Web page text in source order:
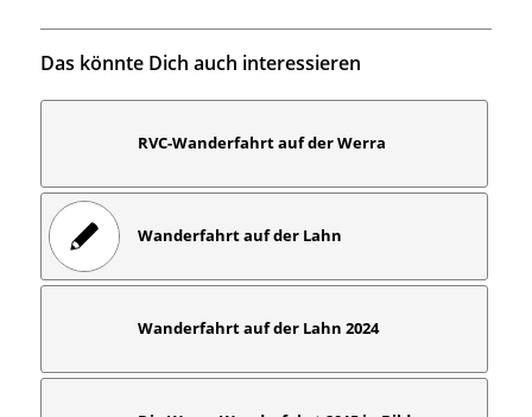
Das könnte Dich auch interessieren
RVC-Wanderfahrt auf der Werra
Wanderfahrt auf der Lahn
Wanderfahrt auf der Lahn 2024